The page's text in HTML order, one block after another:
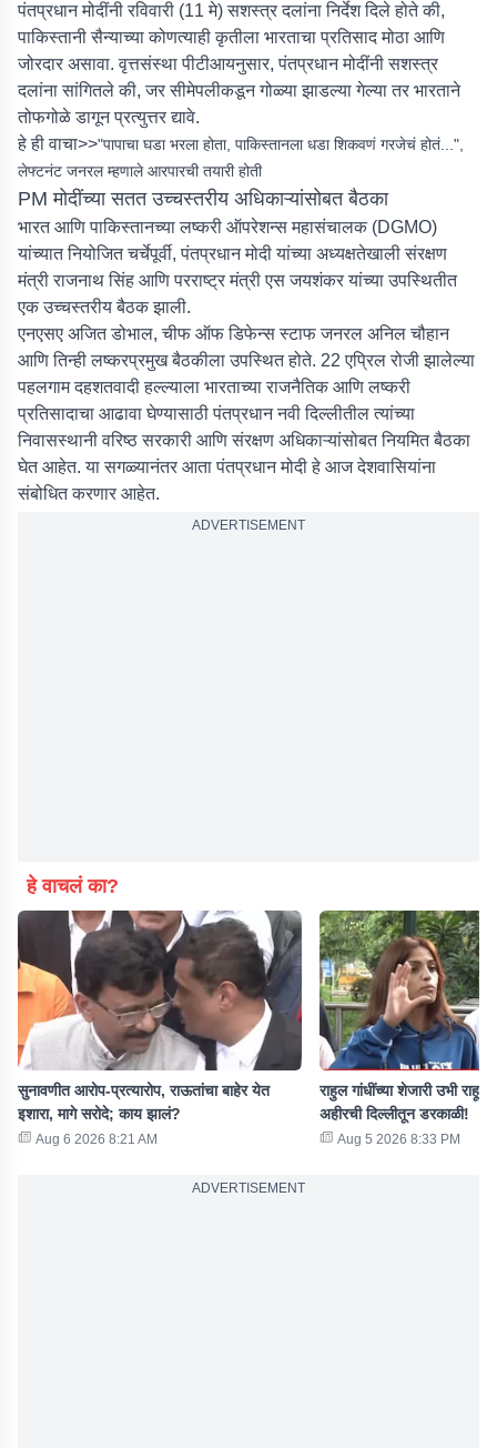
पंतप्रधान मोदींनी रविवारी (11 मे) सशस्त्र दलांना निर्देश दिले होते की,
पाकिस्तानी सैन्याच्या कोणत्याही कृतीला भारताचा प्रतिसाद मोठा आणि
जोरदार असावा. वृत्तसंस्था पीटीआयनुसार, पंतप्रधान मोदींनी सशस्त्र
दलांना सांगितले की, जर सीमेपलीकडून गोळ्या झाडल्या गेल्या तर भारताने
तोफगोळे डागून प्रत्युत्तर द्यावे.
हे ही वाचा>>"पापाचा घडा भरला होता, पाकिस्तानला धडा शिकवणं गरजेचं होतं...",
लेफ्टनंट जनरल म्हणाले आरपारची तयारी होती
PM मोदींच्या सतत उच्चस्तरीय अधिकाऱ्यांसोबत बैठका
भारत आणि पाकिस्तानच्या लष्करी ऑपरेशन्स महासंचालक (DGMO)
यांच्यात नियोजित चर्चेपूर्वी, पंतप्रधान मोदी यांच्या अध्यक्षतेखाली संरक्षण
मंत्री राजनाथ सिंह आणि परराष्ट्र मंत्री एस जयशंकर यांच्या उपस्थितीत
एक उच्चस्तरीय बैठक झाली.
एनएसए अजित डोभाल, चीफ ऑफ डिफेन्स स्टाफ जनरल अनिल चौहान
आणि तिन्ही लष्करप्रमुख बैठकीला उपस्थित होते. 22 एप्रिल रोजी झालेल्या
पहलगाम दहशतवादी हल्ल्याला भारताच्या राजनैतिक आणि लष्करी
प्रतिसादाचा आढावा घेण्यासाठी पंतप्रधान नवी दिल्लीतील त्यांच्या
निवासस्थानी वरिष्ठ सरकारी आणि संरक्षण अधिकाऱ्यांसोबत नियमित बैठका
घेत आहेत. या सगळ्यानंतर आता पंतप्रधान मोदी हे आज देशवासियांना
संबोधित करणार आहेत.
ADVERTISEMENT
हे वाचलं का?
सुनावणीत आरोप-प्रत्यारोप, राऊतांचा बाहेर येत
इशारा, मागे सरोदे; काय झालं?
Aug 6 2026 8:21 AM
राहुल गांधींच्या शेजारी उभी राहून
अहीरची दिल्लीतून डरकाळी!
Aug 5 2026 8:33 PM
ADVERTISEMENT